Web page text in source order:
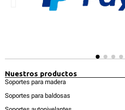
Nuestros productos
Soportes para madera
Soportes para baldosas